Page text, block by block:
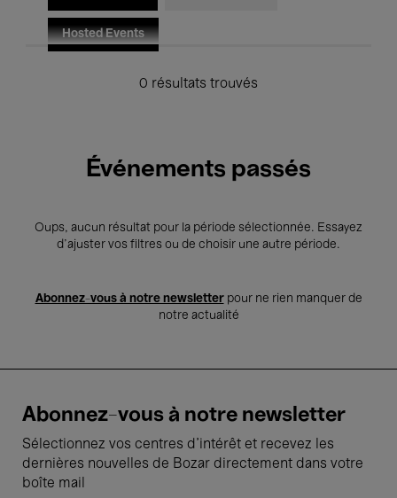
Hosted Events
0 résultats trouvés
Événements passés
Oups, aucun résultat pour la période sélectionnée. Essayez
d’ajuster vos filtres ou de choisir une autre période.
Abonnez-vous à notre newsletterpour ne rien manquer de
notre actualité
Abonnez-vous à notre newsletter
Sélectionnez vos centres d'intérêt et recevez les
dernières nouvelles de Bozar directement dans votre
boîte mail